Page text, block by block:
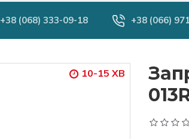
+38 (068) 333-09-18 +38 (066)
10-15 ХВ